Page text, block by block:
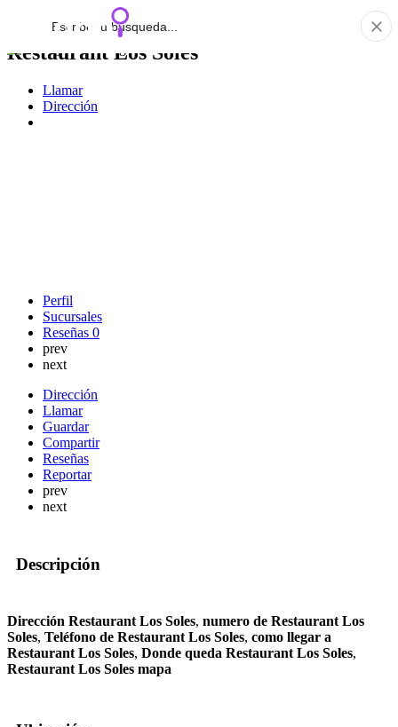
Restaurant Los Soles
Llamar
Dirección
Perfil
Sucursales
Reseñas 0
prev
next
Dirección
Llamar
Guardar
Compartir
Reseñas
Reportar
prev
next
Descripción
Dirección Restaurant Los Soles, numero de Restaurant Los
Soles, Teléfono de Restaurant Los Soles, como llegar a
Restaurant Los Soles, Donde queda Restaurant Los Soles,
Restaurant Los Soles mapa